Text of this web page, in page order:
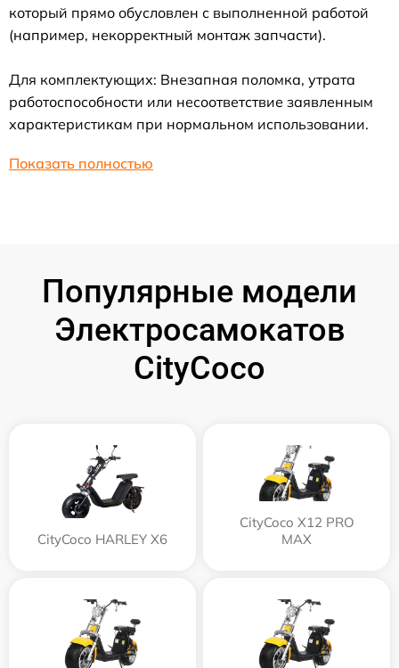
который прямо обусловлен с выполненной работой
(например, некорректный монтаж запчасти).
Для комплектующих: Внезапная поломка, утрата
работоспособности или несоответствие заявленным
характеристикам при нормальном использовании.
Показать полностью
Популярные модели
Электросамокатов
CityCoco
CityCoco HARLEY X6
CityCoco X12 PRO
MAX